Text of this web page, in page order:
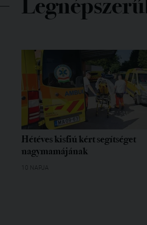
Hétéves kisfiú kért segítséget
nagymamájának
10 NAPJA